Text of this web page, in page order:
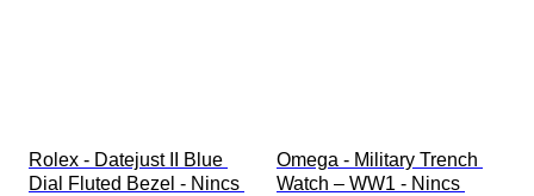
Rolex - Datejust II Blue
Dial Fluted Bezel - Nincs
Omega - Military Trench
Watch – WW1 - Nincs